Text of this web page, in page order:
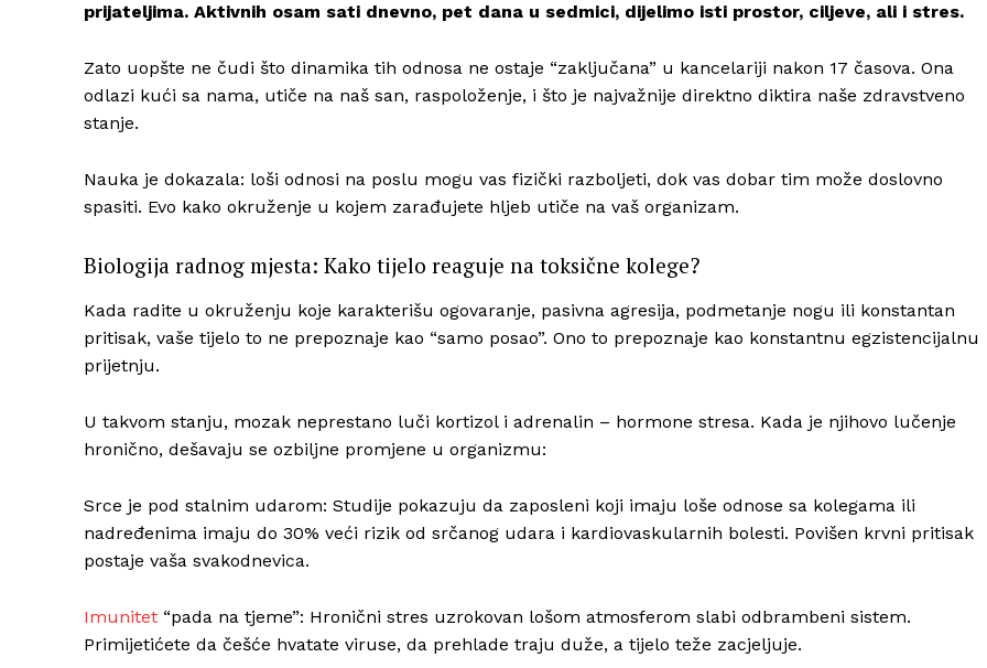
prijateljima. Aktivnih osam sati dnevno, pet dana u sedmici, dijelimo isti prostor, ciljeve, ali i stres.
Zato uopšte ne čudi što dinamika tih odnosa ne ostaje “zaključana” u kancelariji nakon 17 časova. Ona
odlazi kući sa nama, utiče na naš san, raspoloženje, i što je najvažnije direktno diktira naše zdravstveno
stanje.
Nauka je dokazala: loši odnosi na poslu mogu vas fizički razboljeti, dok vas dobar tim može doslovno
spasiti. Evo kako okruženje u kojem zarađujete hljeb utiče na vaš organizam.
Biologija radnog mjesta: Kako tijelo reaguje na toksične kolege?
Kada radite u okruženju koje karakterišu ogovaranje, pasivna agresija, podmetanje nogu ili konstantan
pritisak, vaše tijelo to ne prepoznaje kao “samo posao”. Ono to prepoznaje kao konstantnu egzistencijalnu
prijetnju.
U takvom stanju, mozak neprestano luči kortizol i adrenalin – hormone stresa. Kada je njihovo lučenje
hronično, dešavaju se ozbiljne promjene u organizmu:
Srce je pod stalnim udarom: Studije pokazuju da zaposleni koji imaju loše odnose sa kolegama ili
nadređenima imaju do 30% veći rizik od srčanog udara i kardiovaskularnih bolesti. Povišen krvni pritisak
postaje vaša svakodnevica.
Imunitet “pada na tjeme”: Hronični stres uzrokovan lošom atmosferom slabi odbrambeni sistem.
Primijetićete da češće hvatate viruse, da prehlade traju duže, a tijelo teže zacjeljuje.